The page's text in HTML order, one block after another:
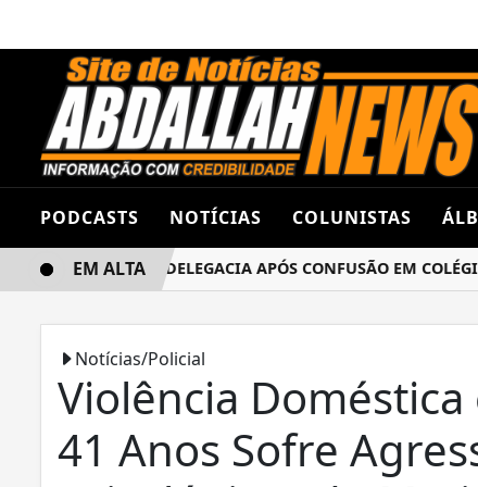
PODCASTS NOTÍCIAS COLUNISTAS
TERMINA NA DELEGACIA APÓS CONFUSÃO EM COLÉGIO
EM ALTA
Notícias/Policial
Violência
41 Anos Sofre